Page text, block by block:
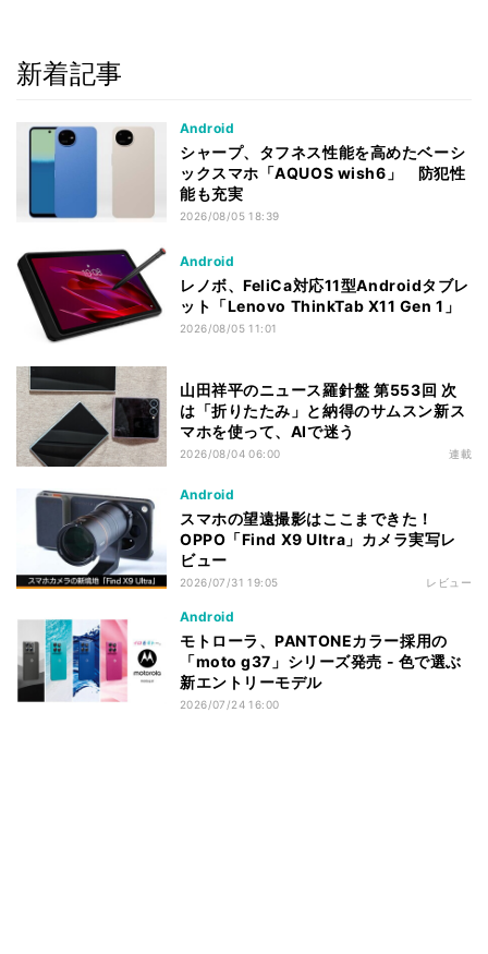
新着記事
Android
シャープ、タフネス性能を高めたベーシ
ックスマホ「AQUOS wish6」 防犯性
能も充実
2026/08/05 18:39
Android
レノボ、FeliCa対応11型Androidタブレ
ット「Lenovo ThinkTab X11 Gen 1」
2026/08/05 11:01
山田祥平のニュース羅針盤 第553回 次
は「折りたたみ」と納得のサムスン新ス
マホを使って、AIで迷う
2026/08/04 06:00 連載
Android
スマホの望遠撮影はここまできた！
OPPO「Find X9 Ultra」カメラ実写レ
ビュー
2026/07/31 19:05 レビュー
Android
モトローラ、PANTONEカラー採用の
「moto g37」シリーズ発売 - 色で選ぶ
新エントリーモデル
2026/07/24 16:00